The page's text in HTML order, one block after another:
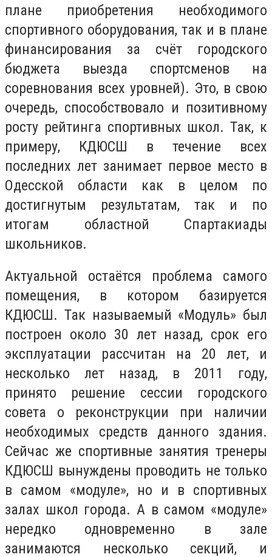
плане приобретения необходимого
спортивного оборудования, так и в плане
финансирования за счёт городского
бюджета выезда спортсменов на
соревнования всех уровней). Это, в свою
очередь, способствовало и позитивному
росту рейтинга спортивных школ. Так, к
примеру, КДЮСШ в течение всех
последних лет занимает первое место в
Одесской области как в целом по
достигнутым результатам, так и по
итогам областной Спартакиады
школьников.
Актуальной остаётся проблема самого
помещения, в котором базируется
КДЮСШ. Так называемый «Модуль» был
построен около 30 лет назад, срок его
эксплуатации рассчитан на 20 лет, и
несколько лет назад, в 2011 году,
принято решение сессии городского
совета о реконструкции при наличии
необходимых средств данного здания.
Сейчас же спортивные занятия тренеры
КДЮСШ вынуждены проводить не только
в самом «модуле», но и в спортивных
залах школ города. А в самом «модуле»
нередко одновременно в зале
занимаются несколько секций, и